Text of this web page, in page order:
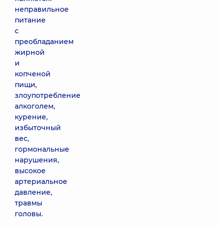
неправильное
питание
с
преобладанием
жирной
и
копченой
пищи,
злоупотребление
алкоголем,
курение,
избыточный
вес,
гормональные
нарушения,
высокое
артериальное
давление,
травмы
головы.